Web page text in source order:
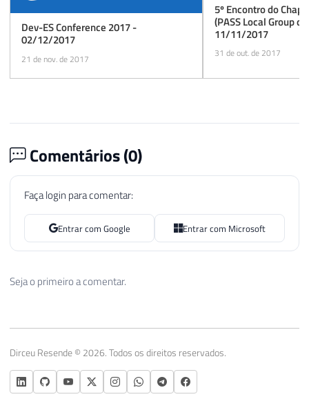
Dev-ES Conference 2017 -
02/12/2017
21 de nov. de 2017
5º Encontro do
(PASS Local Group
11/11/2017
31 de out. de 2017
Comentários (0)
Faça login para comentar:
Entrar com Google Entrar com Microsoft
Seja o primeiro a comentar.
Dirceu Resende © 2026. Todos os direitos reservados.